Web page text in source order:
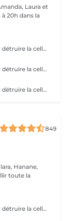
Laura et
20h dans la
La Maderotherapie:l action massante du bois pour détruire la cellulite. *Active la circulation sanguine et lymphatique *Réduit les tensions musculaires. *Raffermie et tonifie la peau.
La Maderotherapie:l action massante du bois pour détruire la cellulite. *Active la circulation sanguine et lymphatique *Réduit les tensions musculaires. *Raffermie et tonifie la peau.
La Maderotherapie:l action massante du bois pour détruire la cellulite. *Active la circulation sanguine et lymphatique *Réduit les tensions musculaires. *Raffermie et tonifie la peau.
849
Hanane,
toute la
La Maderotherapie:l action massante du bois pour détruire la cellulite. *Active la circulation sanguine et lymphatique *Réduit les tensions musculaires. *Raffermie et tonifie la peau.